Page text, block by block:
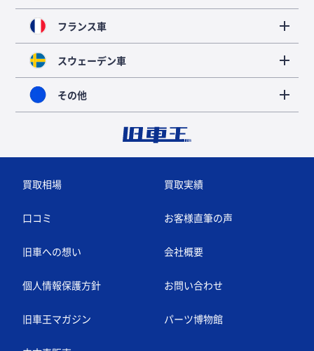
フランス車
スウェーデン車
その他
買取相場 買取実績
口コミ お客様直筆の声
旧車への想い 会社概要
個人情報保護方針 お問い合わせ
旧車王マガジン パーツ博物館